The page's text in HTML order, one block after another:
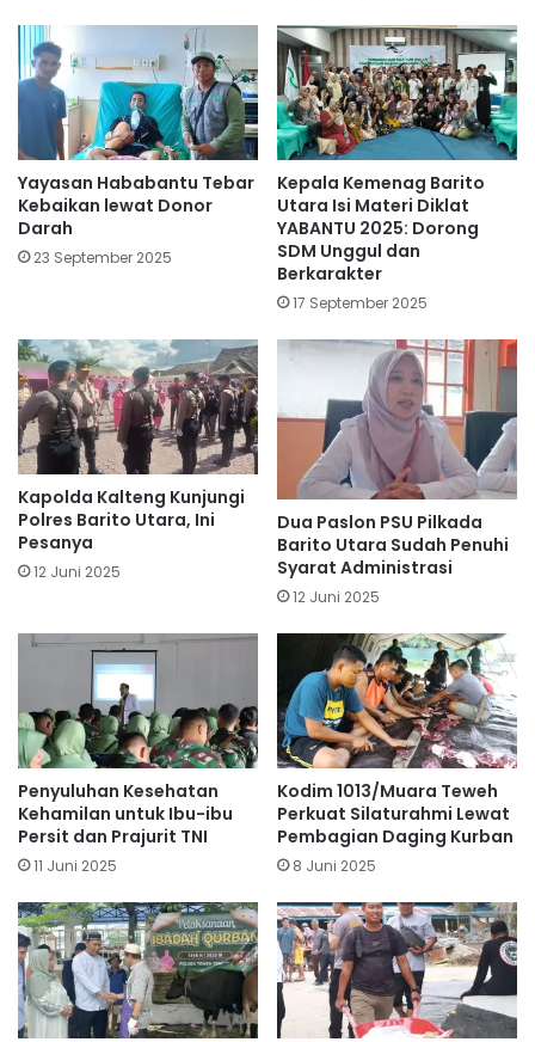
Yayasan Hababantu Tebar
Kebaikan lewat Donor
Darah
23 September 2025
Kepala Kemenag Barito
Utara Isi Materi Diklat
YABANTU 2025: Dorong
SDM Unggul dan
Berkarakter
17 September 2025
Kapolda Kalteng Kunjungi
Polres Barito Utara, Ini
Pesanya
12 Juni 2025
Dua Paslon PSU Pilkada
Barito Utara Sudah Penuhi
Syarat Administrasi
12 Juni 2025
Penyuluhan Kesehatan
Kehamilan untuk Ibu-ibu
Persit dan Prajurit TNI
11 Juni 2025
Kodim 1013/Muara Teweh
Perkuat Silaturahmi Lewat
Pembagian Daging Kurban
8 Juni 2025